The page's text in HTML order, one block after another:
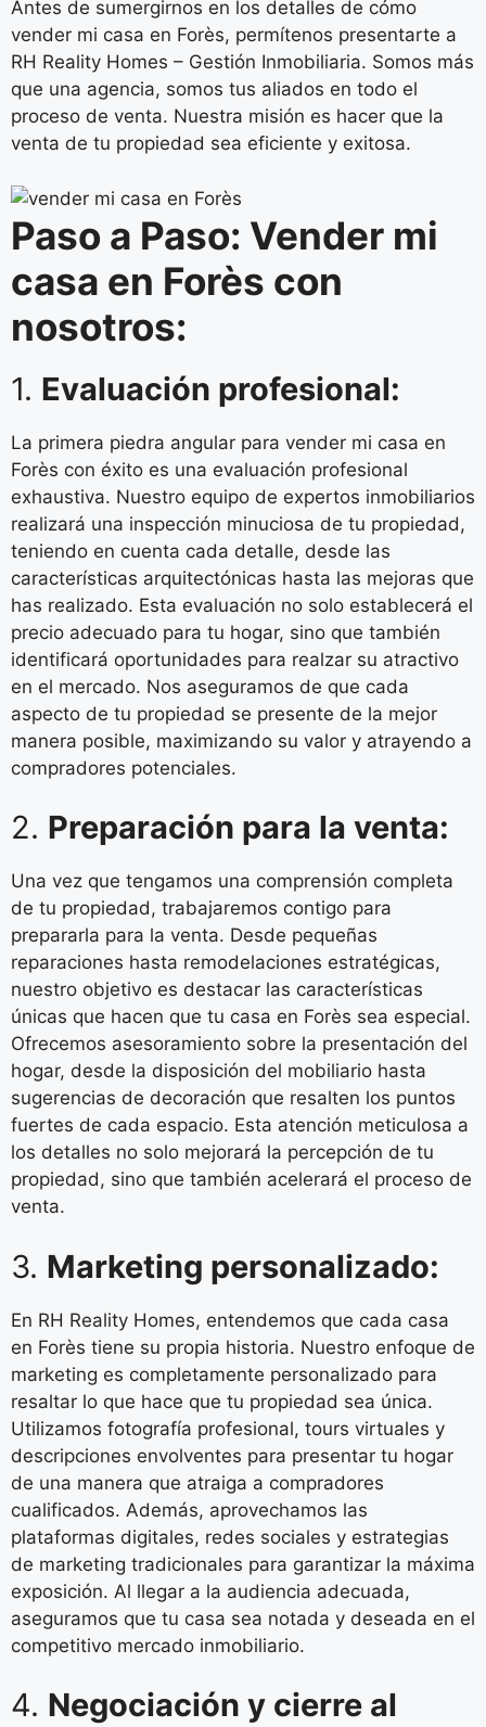
Antes de sumergirnos en los detalles de cómo
vender mi casa en Forès, permítenos presentarte a
RH Reality Homes – Gestión Inmobiliaria. Somos más
que una agencia, somos tus aliados en todo el
proceso de venta. Nuestra misión es hacer que la
venta de tu propiedad sea eficiente y exitosa.
Paso a Paso: Vender mi
casa en Forès con
nosotros:
1. Evaluación profesional:
La primera piedra angular para vender mi casa en
Forès con éxito es una evaluación profesional
exhaustiva. Nuestro equipo de expertos inmobiliarios
realizará una inspección minuciosa de tu propiedad,
teniendo en cuenta cada detalle, desde las
características arquitectónicas hasta las mejoras que
has realizado. Esta evaluación no solo establecerá el
precio adecuado para tu hogar, sino que también
identificará oportunidades para realzar su atractivo
en el mercado. Nos aseguramos de que cada
aspecto de tu propiedad se presente de la mejor
manera posible, maximizando su valor y atrayendo a
compradores potenciales.
2. Preparación para la venta:
Una vez que tengamos una comprensión completa
de tu propiedad, trabajaremos contigo para
prepararla para la venta. Desde pequeñas
reparaciones hasta remodelaciones estratégicas,
nuestro objetivo es destacar las características
únicas que hacen que tu casa en Forès sea especial.
Ofrecemos asesoramiento sobre la presentación del
hogar, desde la disposición del mobiliario hasta
sugerencias de decoración que resalten los puntos
fuertes de cada espacio. Esta atención meticulosa a
los detalles no solo mejorará la percepción de tu
propiedad, sino que también acelerará el proceso de
venta.
3. Marketing personalizado:
En RH Reality Homes, entendemos que cada casa
en Forès tiene su propia historia. Nuestro enfoque de
marketing es completamente personalizado para
resaltar lo que hace que tu propiedad sea única.
Utilizamos fotografía profesional, tours virtuales y
descripciones envolventes para presentar tu hogar
de una manera que atraiga a compradores
cualificados. Además, aprovechamos las
plataformas digitales, redes sociales y estrategias
de marketing tradicionales para garantizar la máxima
exposición. Al llegar a la audiencia adecuada,
aseguramos que tu casa sea notada y deseada en el
competitivo mercado inmobiliario.
4. Negociación y cierre al